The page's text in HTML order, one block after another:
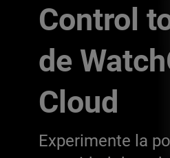
Control
de
Cloud
Experimente la